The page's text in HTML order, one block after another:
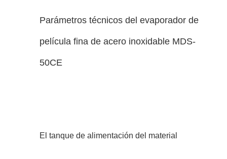
Parámetros técnicos del evaporador de
película fina de acero inoxidable MDS-
50CE
El tanque de alimentación del material